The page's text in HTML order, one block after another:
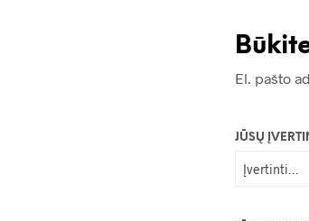
El. pašto
JŪSŲ